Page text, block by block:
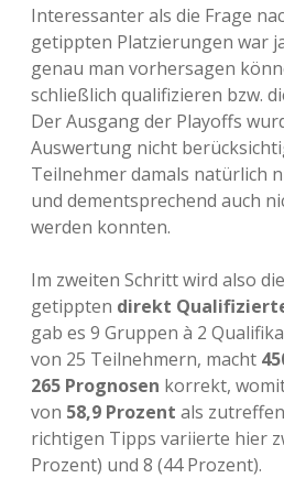
Interessanter als die Frage
getippten Platzierungen war
genau man vorhersagen
schließlich qualifizieren bzw.
Der Ausgang der Playoffs
Auswertung nicht
Teilnehmer damals natürlich
und dementsprechend auch
werden konnten.
Im zweiten Schritt wird also
getippten direkt
gab es 9 Gruppen à 2
von 25 Teilnehmern, macht
265 Prognosen korrekt,
von 58,9 Prozent als
richtigen Tipps variierte hier
Prozent) und 8 (44 Prozent).